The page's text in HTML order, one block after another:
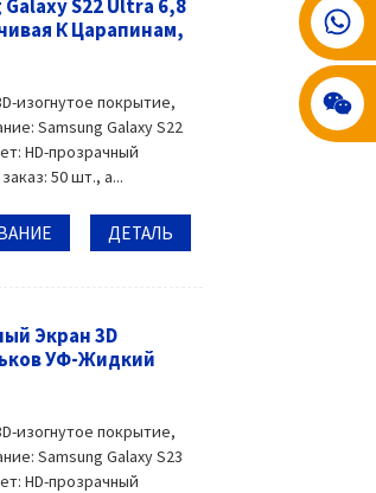
008617602075192
S22 Ultra 6,8
К Царапинам,
изогнутое покрытие,
Samsung Galaxy S22
HD-прозрачный
50 шт., а...
ДЕТАЛЬ
Экран 3D
УФ-Жидкий
изогнутое покрытие,
Samsung Galaxy S23
HD-прозрачный